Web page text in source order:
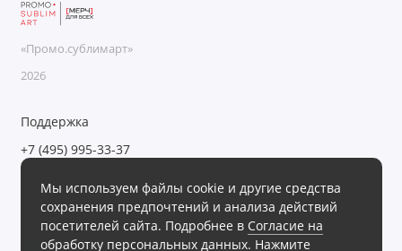
Мы используем файлы cookie и другие средства
сохранения предпочтений и анализа действий
посетителей сайта. Подробнее в Согласие на
обработку персональных данных. Нажмите
«Промо.сублимарт»
2026
Поддержка
+7 (495) 995-33-37
Обратный звонок
Пн-Пт с 09:00 до 18:00, Сб-Вс выходные
Мы в сети